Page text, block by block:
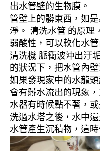
出水管壁的生物膜。
管壁上的髒東西，如
淨。 清洗水管 的原理
弱酸性，可以軟化水
清洗機 脈衝波沖出汙
的狀況下，把水管內壁
如果發現家中的水龍
會有髒水流出的現象
水器有時候點不著，
洗過水塔之後，水中
水管產生沉積物，這